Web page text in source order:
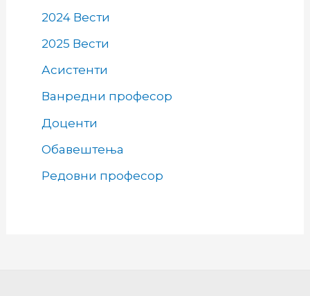
2024 Вести
2025 Вести
Асистенти
Ванредни професор
Доценти
Обавештења
Редовни професор